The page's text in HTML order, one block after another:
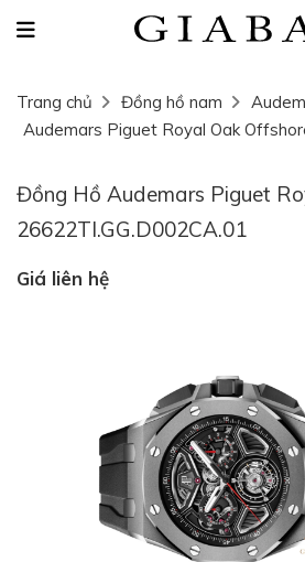
Trang chủ Đồng hồ nam
Audemars Piguet Royal Oak
Đồng Hồ Audemars Piguet
26622TI.GG.D002CA.01
Giá liên hệ